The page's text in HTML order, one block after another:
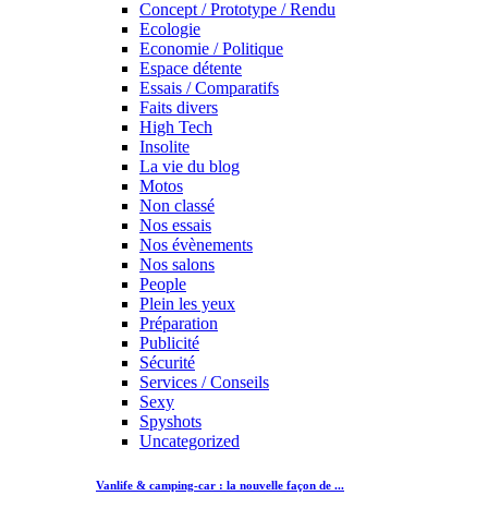
Concept / Prototype / Rendu
Ecologie
Economie / Politique
Espace détente
Essais / Comparatifs
Faits divers
High Tech
Insolite
La vie du blog
Motos
Non classé
Nos essais
Nos évènements
Nos salons
People
Plein les yeux
Préparation
Publicité
Sécurité
Services / Conseils
Sexy
Spyshots
Uncategorized
Vanlife & camping-car : la nouvelle façon de ...